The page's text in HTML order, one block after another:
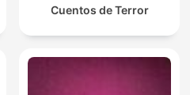
Cuentos de Terror